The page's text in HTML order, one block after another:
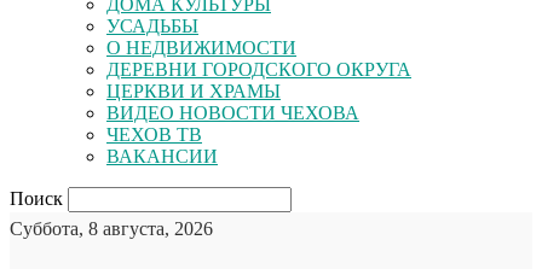
ДОМА КУЛЬТУРЫ
УСАДЬБЫ
О НЕДВИЖИМОСТИ
ДЕРЕВНИ ГОРОДСКОГО ОКРУГА
ЦЕРКВИ И ХРАМЫ
ВИДЕО НОВОСТИ ЧЕХОВА
ЧЕХОВ ТВ
ВАКАНСИИ
Поиск
Суббота, 8 августа, 2026